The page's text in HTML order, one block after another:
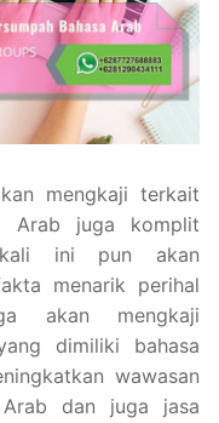
mengkaji terkait
Arab juga komplit
kali ini pun akan
menarik perihal
akan mengkaji
dimiliki bahasa
wawasan
dan juga jasa